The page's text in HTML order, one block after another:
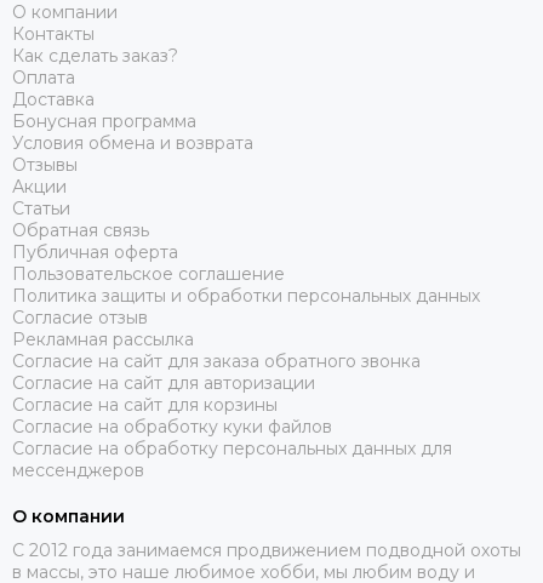
О компании
Контакты
Как сделать заказ?
Оплата
Доставка
Бонусная программа
Условия обмена и возврата
Отзывы
Акции
Статьи
Обратная связь
Публичная оферта
Пользовательское соглашение
Политика защиты и обработки персональных данных
Согласие отзыв
Рекламная рассылка
Согласие на сайт для заказа обратного звонка
Согласие на сайт для авторизации
Согласие на сайт для корзины
Согласие на обработку куки файлов
Согласие на обработку персональных данных для
мессенджеров
О компании
C 2012 года занимаемся продвижением подводной охоты
в массы, это наше любимое хобби, мы любим воду и